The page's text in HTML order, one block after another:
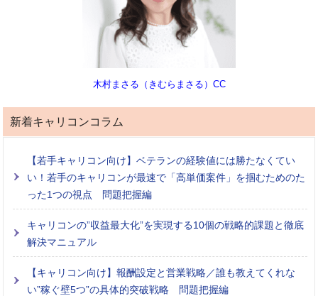
木村まさる（きむらまさる）CC
新着キャリコンコラム
【若手キャリコン向け】ベテランの経験値には勝たなくてい
い！若手のキャリコンが最速で「高単価案件」を掴むためのた
った1つの視点 問題把握編
キャリコンの”収益最大化”を実現する10個の戦略的課題と徹底
解決マニュアル
【キャリコン向け】報酬設定と営業戦略／誰も教えてくれな
い”稼ぐ壁5つ”の具体的突破戦略 問題把握編